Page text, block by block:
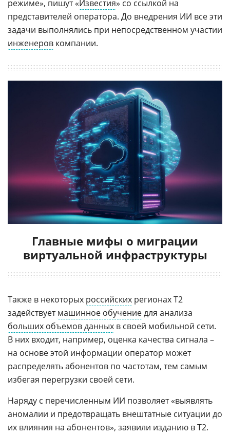
режиме», пишут «Известия» со ссылкой на
представителей оператора. До внедрения ИИ все эти
задачи выполнялись при непосредственном участии
инженеров компании.
Главные мифы о миграции
виртуальной инфраструктуры
Также в некоторых российских регионах Т2
задействуетмашинное обучениедля анализа
больших объемов данных в своей мобильной сети.
В них входит, например, оценка качества сигнала –
на основе этой информации оператор может
распределять абонентов по частотам, тем самым
избегая перегрузки своей сети.
Наряду с перечисленным ИИ позволяет «выявлять
аномалии и предотвращать внештатные ситуации до
их влияния на абонентов», заявили изданию в Т2.